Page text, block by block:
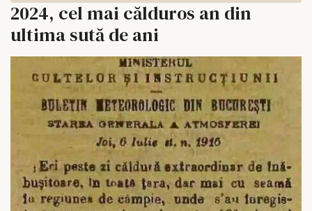
2024, cel mai călduros an din
ultima sută de ani